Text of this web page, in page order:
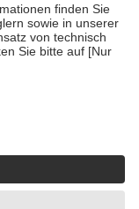
18. Lebensjahr
die von der
Maßnahmen
echte Bewertungen